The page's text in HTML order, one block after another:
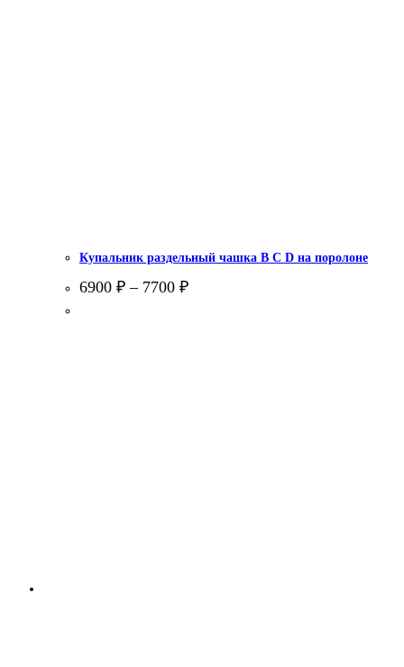
Купальник раздельный чашка В С D на поролоне
6900 ₽ – 7700 ₽